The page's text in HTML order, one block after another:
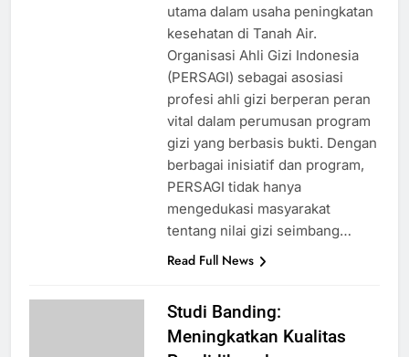
utama dalam usaha peningkatan
kesehatan di Tanah Air.
Organisasi Ahli Gizi Indonesia
(PERSAGI) sebagai asosiasi
profesi ahli gizi berperan peran
vital dalam perumusan program
gizi yang berbasis bukti. Dengan
berbagai inisiatif dan program,
PERSAGI tidak hanya
mengedukasi masyarakat
tentang nilai gizi seimbang…
Read Full News
Studi Banding:
Meningkatkan Kualitas